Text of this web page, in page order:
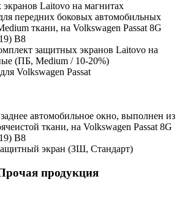
Laitovo на магнитах
передних боковых автомобильных
ткани, на Volkswagen Passat 8G
B8
защитных экранов Laitovo на
(ПБ, Medium / 10-20%)
автомобильное окно, выполнен из
ткани, на Volkswagen Passat 8G
B8
экран (ЗШ, Стандарт)
продукция